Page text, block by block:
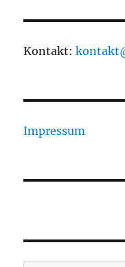
Kontakt:
Impressum